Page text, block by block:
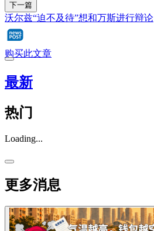
下一篇
沃尔兹“迫不及待”想和万斯进行辩论
购买此文章
最新
热门
Loading...
更多消息